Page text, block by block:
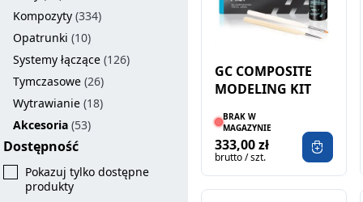
Kompozyty (334)
Opatrunki (10)
Systemy łączące (126)
Tymczasowe (26)
Wytrawianie (18)
Akcesoria (53)
Dostępność
Pokazuj tylko dostępne
produkty
GC COMPOSITE
MODELING KIT
BRAK W
MAGAZYNIE
333,00 zł
brutto / szt.